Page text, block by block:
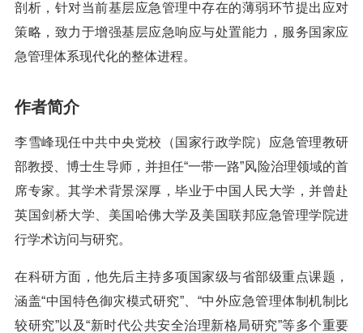
剖析，针对当前基层应急管理中存在的薄弱环节提出应对
策略，致力于增强基层应急响应与处置能力，服务国家应
急管理体系现代化的整体进程。
作者简介
李雪峰现任中共中央党校（国家行政学院）应急管理教研
部教授、博士生导师，并担任“一带一路”风险治理领域的首
席专家。其学术背景深厚，毕业于中国人民大学，并曾赴
英国剑桥大学、美国哈佛大学及美国联邦应急管理学院进
行学术访问与研究。
在科研方面，他先后主持多项国家级与省部级重点课题，
涵盖“中国特色御灾模式研究”、“中外应急管理体制机制比
较研究”以及“新时代公共安全治理新格局研究”等多个重要